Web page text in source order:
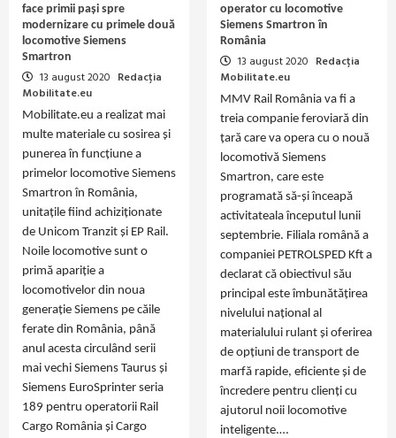
face primii pași spre
modernizare cu primele două
locomotive Siemens
Smartron
13 august 2020 Redacția
Mobilitate.eu
Mobilitate.eu a realizat mai
multe materiale cu sosirea și
punerea în funcțiune a
primelor locomotive Siemens
Smartron în România,
unitațile fiind achiziționate
de Unicom Tranzit și EP Rail.
Noile locomotive sunt o
primă apariție a
locomotivelor din noua
generație Siemens pe căile
ferate din România, până
anul acesta circulând serii
mai vechi Siemens Taurus și
Siemens EuroSprinter seria
189 pentru operatorii Rail
Cargo România și Cargo
operator cu locomotive
Siemens Smartron în
România
13 august 2020 Redacția
Mobilitate.eu
MMV Rail România va fi a
treia companie feroviară din
țară care va opera cu o nouă
locomotivă Siemens
Smartron, care este
programată să-și înceapă
activitateala începutul lunii
septembrie. Filiala română a
companiei PETROLSPED Kft a
declarat că obiectivul său
principal este îmbunătățirea
nivelului național al
materialului rulant și oferirea
de opțiuni de transport de
marfă rapide, eficiente și de
încredere pentru clienți cu
ajutorul noii locomotive
inteligente.…